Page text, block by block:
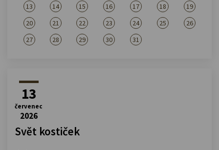
13
14 15 16 17 18
19
20
21 22 23 24 25
26
27
28 29 30 31
13
červenec
2026
Svět kostiček